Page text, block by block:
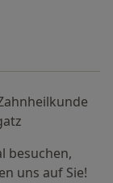
besuchen,
uns auf Sie!